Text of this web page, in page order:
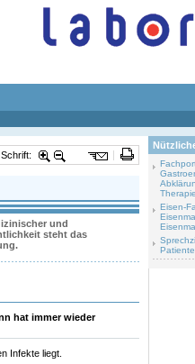
Schrift:
und
steht das
hat immer wieder
Infekte liegt.
Eisen-